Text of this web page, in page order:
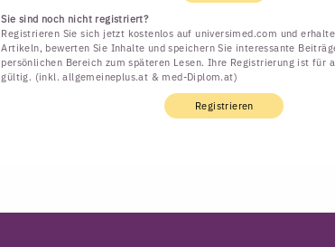
Sie sind noch nicht registriert?
Registrieren Sie sich jetzt kostenlos auf universimed.com und
Artikeln, bewerten Sie Inhalte und speichern Sie interessante
persönlichen Bereich zum späteren Lesen. Ihre Registrierung ist für
gültig. (inkl. allgemeineplus.at & med-Diplom.at)
Registrieren